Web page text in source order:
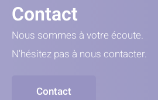
Contact
Nous sommes à votre écoute.
N'hésitez pas à nous contacter.
Contact